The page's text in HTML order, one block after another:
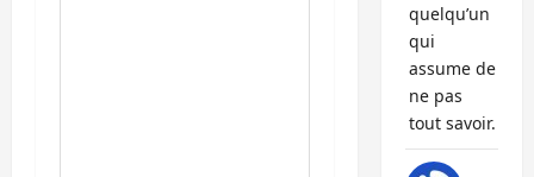
quelqu’un
qui
assume de
ne pas
tout savoir.